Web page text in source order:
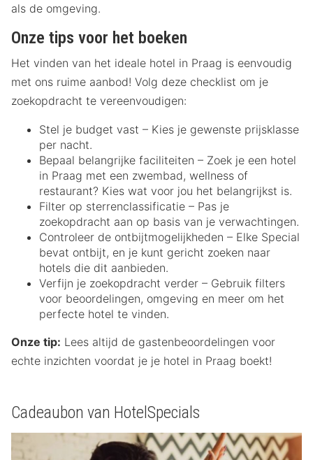
als de omgeving.
Onze tips voor het boeken
Het vinden van het ideale hotel in Praag is eenvoudig
met ons ruime aanbod! Volg deze checklist om je
zoekopdracht te vereenvoudigen:
Stel je budget vast – Kies je gewenste prijsklasse
per nacht.
Bepaal belangrijke faciliteiten – Zoek je een hotel
in Praag met een zwembad, wellness of
restaurant? Kies wat voor jou het belangrijkst is.
Filter op sterrenclassificatie – Pas je
zoekopdracht aan op basis van je verwachtingen.
Controleer de ontbijtmogelijkheden – Elke Special
bevat ontbijt, en je kunt gericht zoeken naar
hotels die dit aanbieden.
Verfijn je zoekopdracht verder – Gebruik filters
voor beoordelingen, omgeving en meer om het
perfecte hotel te vinden.
Onze tip: Lees altijd de gastenbeoordelingen voor
echte inzichten voordat je je hotel in Praag boekt!
Cadeaubon van HotelSpecials